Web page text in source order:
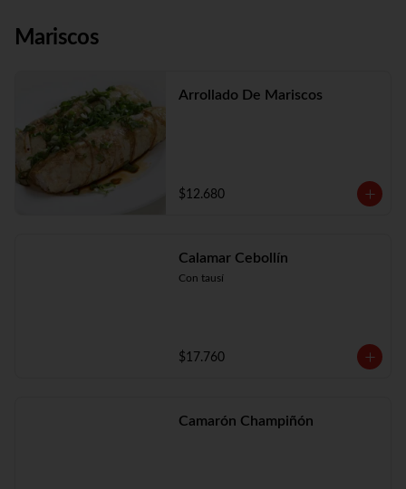
Mariscos
Arrollado De Mariscos
$12.680
Calamar Cebollín
Con tausí
$17.760
Camarón Champiñón